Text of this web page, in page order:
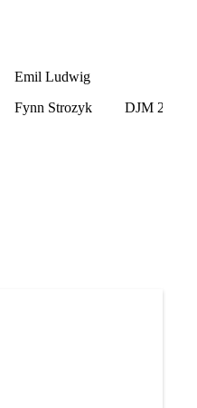
Emil Ludwig
Fynn Strozyk
DJM 2018